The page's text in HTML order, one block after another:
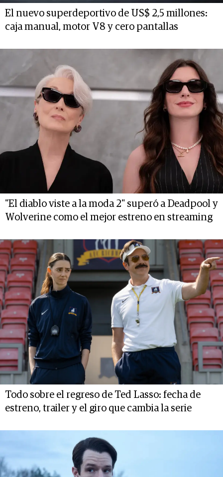
El nuevo superdeportivo de US$ 2,5 millones:
caja manual, motor V8 y cero pantallas
"El diablo viste a la moda 2" superó a Deadpool y
Wolverine como el mejor estreno en streaming
Todo sobre el regreso de Ted Lasso: fecha de
estreno, trailer y el giro que cambia la serie